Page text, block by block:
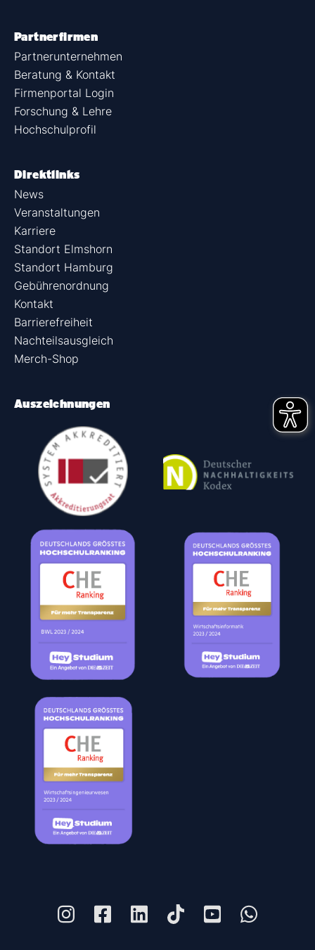
Partnerfirmen
Partnerunternehmen
Beratung & Kontakt
Firmenportal Login
Forschung & Lehre
Hochschulprofil
Direktlinks
News
Veranstaltungen
Karriere
Standort Elmshorn
Standort Hamburg
Gebührenordnung
Kontakt
Barrierefreiheit
Nachteilsausgleich
Merch-Shop
Auszeichnungen